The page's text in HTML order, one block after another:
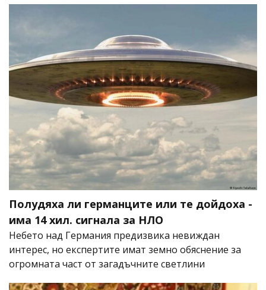
Полудяха ли германците или те дойдоха -
има 14 хил. сигнала за НЛО
Небето над Германия предизвика невиждан
интерес, но експертите имат земно обяснение за
огромната част от загадъчните светлини